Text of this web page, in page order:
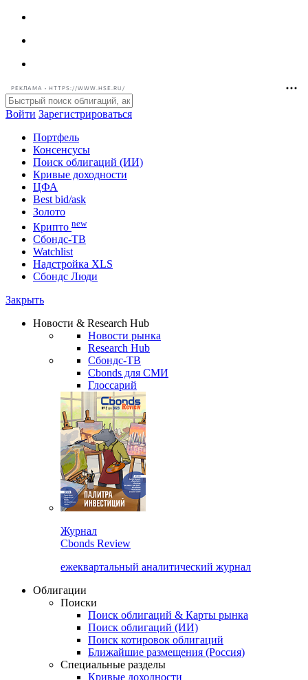
РЕКЛАМА • HTTPS://WWW.HSE.RU/
Войти Зарегистрироваться
Портфель
Консенсусы
Поиск облигаций (ИИ)
Кривые доходности
ЦФА
Best bid/ask
Золото
Крипто new
Сбондс-ТВ
Watchlist
Надстройка XLS
Сбондс Люди
Закрыть
Новости & Research Hub
Новости рынка
Research Hub
Сбондс-ТВ
Cbonds для СМИ
Глоссарий
Журнал
Cbonds Review
ежеквартальный аналитический журнал
Облигации
Поиски
Поиск облигаций & Карты рынка
Поиск облигаций (ИИ)
Поиск котировок облигаций
Ближайшие размещения (Россия)
Специальные разделы
Кривые доходности